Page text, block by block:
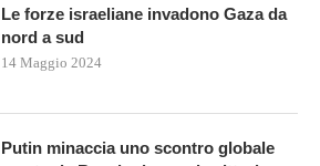
Le forze israeliane invadono Gaza da
nord a sud
14 Maggio 2024
Putin minaccia uno scontro globale